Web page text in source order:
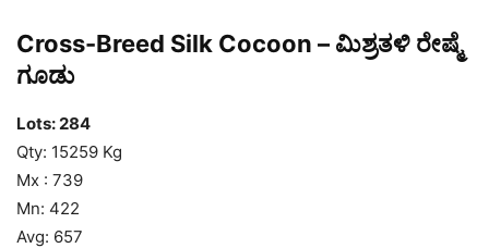
Cross-Breed Silk Cocoon – ಮಿಶ್ರತಳಿ ರೇಷ್ಮೆ
ಗೂಡು
Lots: 284
Qty: 15259 Kg
Mx : 739
Mn: 422
Avg: 657